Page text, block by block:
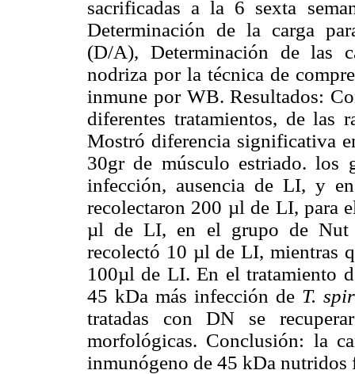
sacrificadas a la 6 sexta
Determinación de la carga
(D/A), Determinación de las
nodriza por la técnica de
inmune por WB. Resultados:
diferentes tratamientos, de las
Mostró diferencia significativa
30gr de músculo estriado.
infección, ausencia de LI, y
recolectaron 200 µl de LI, para
µl de LI, en el grupo de Nut
recolectó 10 µl de LI, mientras
100µl de LI. En el tratamiento
45 kDa más infección de T.
tratadas con DN se
morfológicas. Conclusión: la
inmunógeno de 45 kDa nutridos